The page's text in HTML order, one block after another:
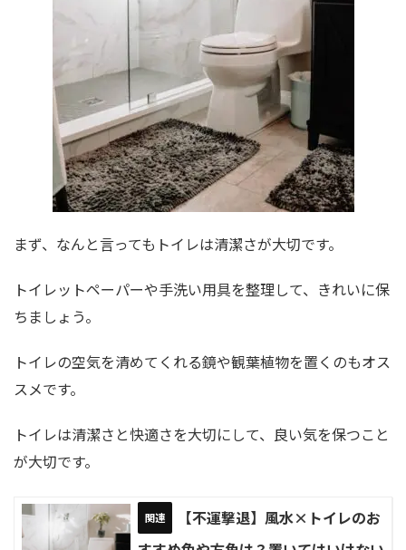
まず、なんと言ってもトイレは清潔さが大切です。
トイレットペーパーや手洗い用具を整理して、きれいに保
ちましょう。
トイレの空気を清めてくれる鏡や観葉植物を置くのもオス
スメです。
トイレは清潔さと快適さを大切にして、良い気を保つこと
が大切です。
【不運撃退】風水×トイレのお